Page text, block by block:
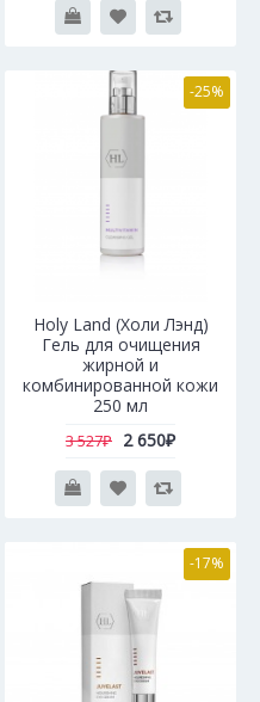
-25%
Holy Land (Холи Лэнд)
Гель для очищения
жирной и
комбинированной кожи
250 мл
3 527₽ 2 650₽
-17%